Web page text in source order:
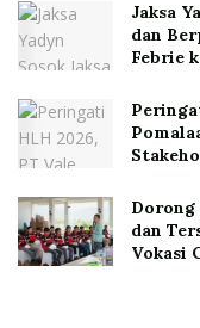
Jaksa
dan
Febrie
Dorong
dan
Vokasi